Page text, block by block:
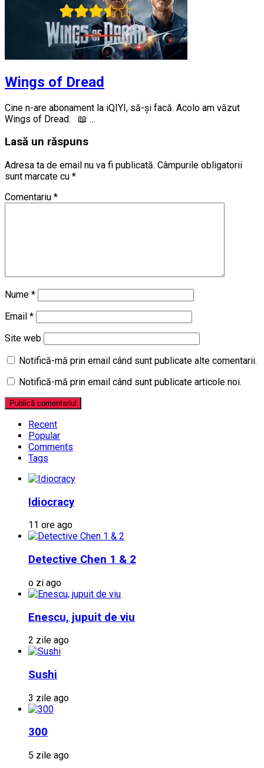
Wings of Dread
Cine n-are abonament la iQIYI, să-și facă. Acolo am văzut
Wings of Dread. 📖 …
Lasă un răspuns
Adresa ta de email nu va fi publicată. Câmpurile obligatorii
sunt marcate cu *
Comentariu *
Nume *
Email *
Site web
Notifică-mă prin email când sunt publicate alte comentarii.
Notifică-mă prin email când sunt publicate articole noi.
Recent
Popular
Comments
Tags
Idiocracy
11 ore ago
Detective Chen 1 & 2
o zi ago
Enescu, jupuit de viu
2 zile ago
Sushi
3 zile ago
300
5 zile ago